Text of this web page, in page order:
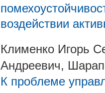
воздействии
Клименко Игорь
Андреевич,
К проблеме